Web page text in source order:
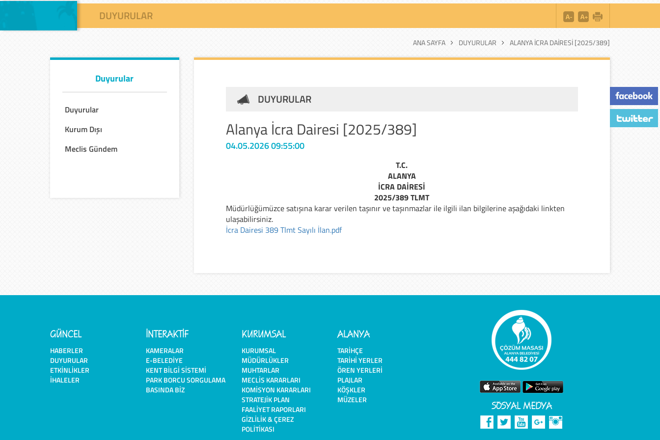
DUYURULAR
ANA SAYFA DUYURULAR ALANYA İCRA DAIRESI [2025/389]
Duyurular
Duyurular
Kurum Dışı
Meclis Gündem
DUYURULAR
Alanya İcra Dairesi [2025/389]
04.05.2026 09:55:00
T.C.
ALANYA
İCRA DAİRESİ
2025/389 TLMT
Müdürlüğümüzce satışına karar verilen taşınır ve taşınmazlar ile ilgili ilan bilgilerine aşağıdaki linkten
ulaşabilirsiniz.
İcra Dairesi 389 Tlmt Sayılı İlan.pdf
GÜNCEL
HABERLER
DUYURULAR
ETKINLIKLER
İHALELER
İNTERAKTİF
KAMERALAR
E-BELEDIYE
KENT BILGI SISTEMI
PARK BORCU SORGULAMA
BASINDA BIZ
KURUMSAL
KURUMSAL
MÜDÜRLÜKLER
MUHTARLAR
MECLIS KARARLARI
KOMISYON KARARLARI
STRATEJIK PLAN
FAALIYET RAPORLARI
GIZLILIK & ÇEREZ
POLITIKASI
ALANYA
TARIHÇE
TARIHI YERLER
ÖREN YERLERI
PLAJLAR
KÖŞKLER
MÜZELER
SOSYAL MEDYA